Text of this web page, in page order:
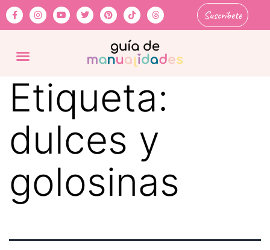
Suscríbete
Etiqueta:
dulces y
golosinas